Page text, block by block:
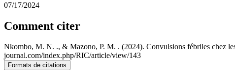
07/17/2024
Comment citer
Nkombo, M. N. ., & Mazono, P. M. . (2024). Convulsions fébriles chez
journal.com/index.php/RIC/article/view/143
Formats de citations